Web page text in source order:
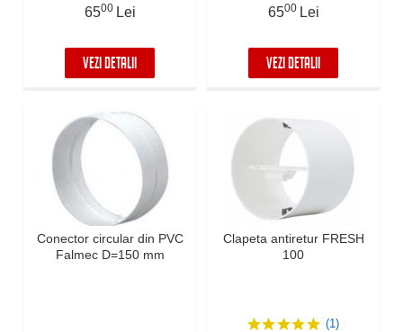
6500 Lei
VEZI DETALII
6500 Lei
VEZI DETALII
Conector circular din PVC
Falmec D=150 mm
Clapeta antiretur FRESH
100
(1)